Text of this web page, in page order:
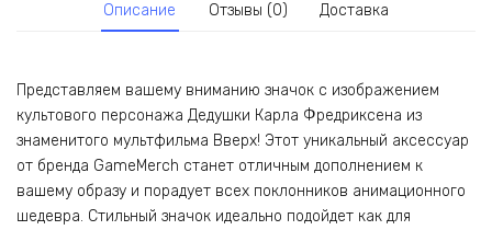
Описание Отзывы (0) Доставка
Представляем вашему вниманию значок с изображением
культового персонажа Дедушки Карла Фредриксена из
знаменитого мультфильма Вверх! Этот уникальный аксессуар
от бренда GameMerch станет отличным дополнением к
вашему образу и порадует всех поклонников анимационного
шедевра. Стильный значок идеально подойдет как для